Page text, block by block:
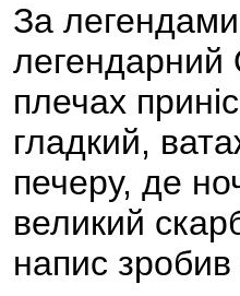
За
легендарний
плечах
гладкий,
печеру, де
великий
напис